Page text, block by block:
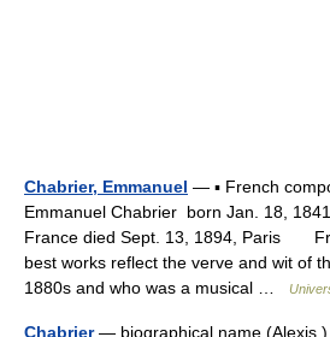
Chabrier, Emmanuel — ▪ French
Emmanuel Chabrier born Jan. 18,
France died Sept. 13, 1894, Paris
best works reflect the verve and wit of
1880s and who was a musical …
Chabrier— biographical name (Alexis )